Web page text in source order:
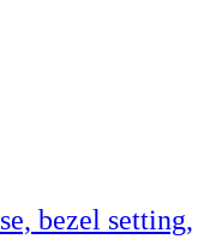
bezel setting,